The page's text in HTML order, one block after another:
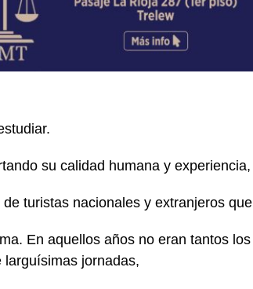
su calidad humana y experiencia,
turistas nacionales y extranjeros que
En aquellos años no eran tantos los
jornadas,